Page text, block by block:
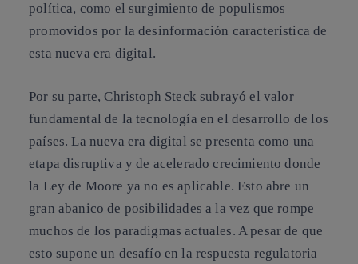
política, como el surgimiento de populismos
promovidos por la desinformación característica de
esta nueva era digital.
Por su parte, Christoph Steck subrayó el valor
fundamental de la tecnología en el desarrollo de los
países. La nueva era digital se presenta como una
etapa disruptiva y de acelerado crecimiento donde
la Ley de Moore ya no es aplicable. Esto abre un
gran abanico de posibilidades a la vez que rompe
muchos de los paradigmas actuales. A pesar de que
esto supone un desafío en la respuesta regulatoria